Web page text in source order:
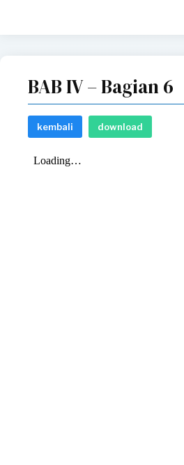
BAB IV – Bagian 6
kembali download